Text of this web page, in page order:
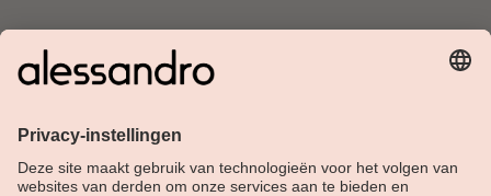
Over Alessandro